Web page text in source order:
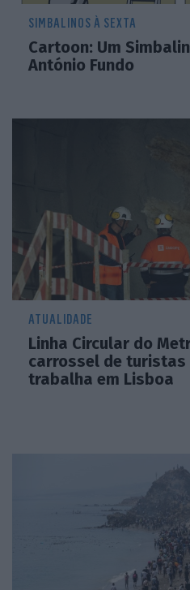
SIMBALINOS À SEXTA
Cartoon: Um
António Fundo
ATUALIDADE
Linha Circular do
carrossel de
trabalha em Lisboa